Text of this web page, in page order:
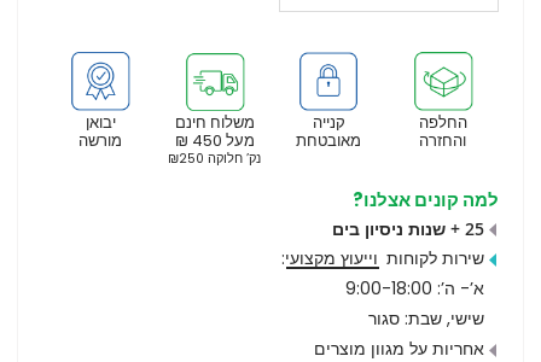
יבואן
מורשה
משלוח חינם
מעל 450 ₪
נק’ חלוקה ₪250
קנייה
מאובטחת
החלפה
והחזרה
למה קונים אצלנו?
25 + שנות ניסיון בים
שירות לקוחות וייעוץ מקצועי:
א’- ה’: 9:00-18:00
שישי, שבת: סגור
אחריות על מגוון מוצרים